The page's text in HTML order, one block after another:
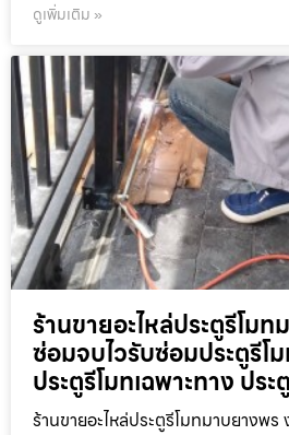
ดูเพิ่มเติม »
ร้านขายอะไหล่ประตูรีโม
ซ่อมจบไวรับซ่อมประตูรีโ
ประตูรีโมทเฉพาะทาง ปร
ร้านขายอะไหล่ประตูรีโมทมาบยางพร